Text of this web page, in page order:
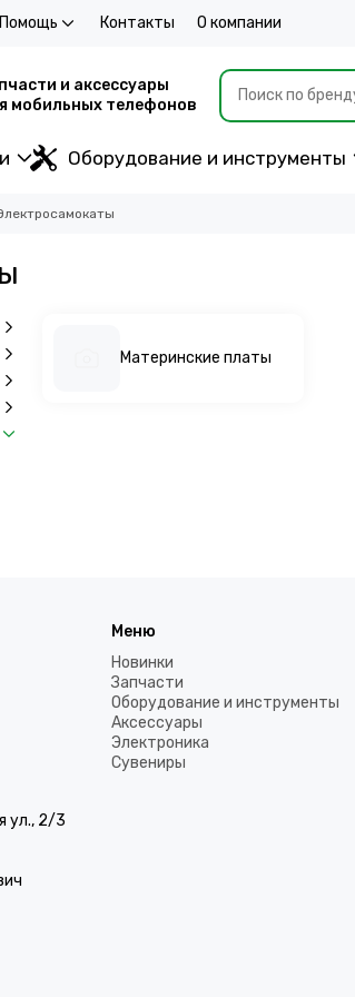
Помощь Контакты О компании
и аксессуары
мобильных телефонов
Оборудование и инструменты
Материнские платы
ул., 2/3
Меню
Новинки
Запчасти
Оборудование и инструменты
Аксессуары
Электроника
Сувениры